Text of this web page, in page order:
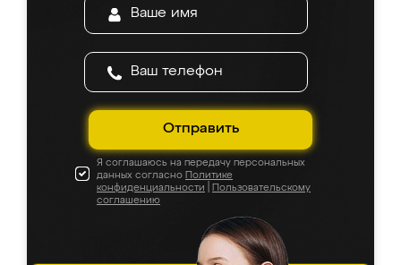
Отправить
Я соглашаюсь на передачу персональных
данных согласно Политике
конфиденциальности
Пользовательскому
соглашению